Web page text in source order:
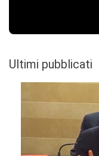
Ultimi pubblicati